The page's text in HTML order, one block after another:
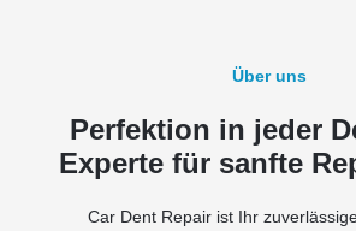
Über uns
Perfektion in jeder
Experte für sanfte
Car Dent Repair ist Ihr